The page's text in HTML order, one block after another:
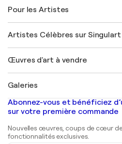
Offrir une carte cadeau
Rejoignez notre programme
Mon compte
+33 1 76 44 06 42
FAQ
Magazine Singulart
Emplois
Découvrez une sélection d'art
Pour les Artistes
Se connecter en tant qu'Artiste
Artistes Célèbres sur Singulart
Marc Chagall
Banksy
Mr. Brainwash
Shepard Fairey
Œuvres d'art à vendre
Tableaux abstraits à vendre
Peintures de paysage
Estampes
Peintures acryliques
Galeries
Galeries d'art en France
Galeries d'art en Belgique
Abonnez-vous et bénéficiez
sur votre première commande
Nouvelles œuvres, coups de cœur
fonctionnalités exclusives.